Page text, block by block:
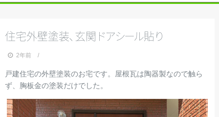
住宅外壁塗装、 玄関 ドアシール貼り
2年前
戸建住宅の外壁塗装のお宅です。屋根瓦は陶器製なので触ら
ず、胸板金の塗装だけでした。